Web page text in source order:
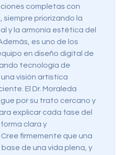
completas con
siempre priorizando la
y la armonía estética del
es uno de los
en diseño digital de
tecnología de
visión artística
El Dr. Moraleda
por su trato cercano y
explicar cada fase del
clara y
firmemente que una
de una vida plena, y